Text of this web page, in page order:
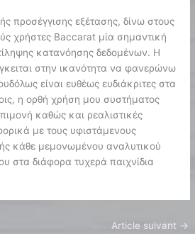
προσέγγισης εξέτασης, δίνω στους
χρήστες Baccarat μία σημαντική
κατανόησης δεδομένων. Η
στην ικανότητα να φανερώνω
είναι ευθέως ευδιάκριτες στα
η ορθή χρήση μου συστήματος
καθώς και ρεαλιστικές
με τους υφιστάμενους
κάθε μεμονωμένου αναλυτικού
στα διάφορα τυχερά παιχνίδια
Article suivant →